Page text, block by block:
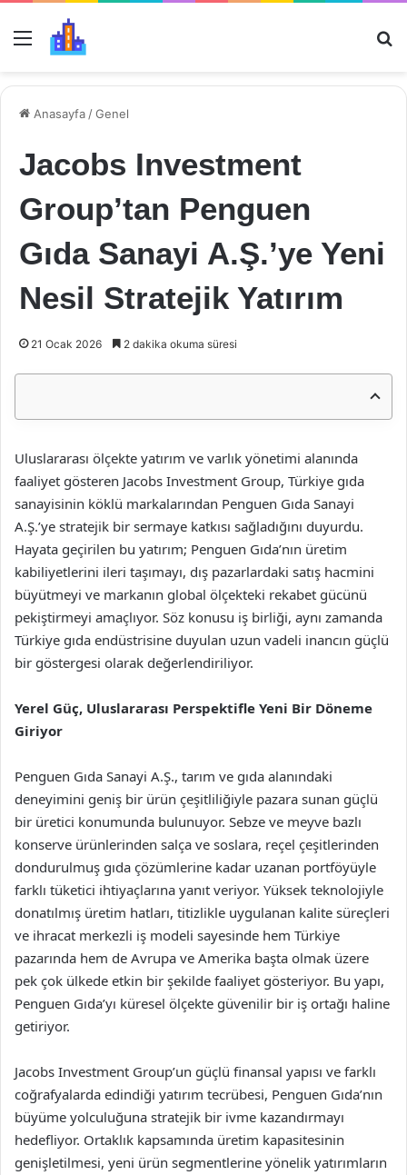
Menü
Anasayfa /Genel
Jacobs Investment
Group’tan Penguen
Gıda Sanayi A.Ş.’ye Yeni
Nesil Stratejik Yatırım
21 Ocak 2026 2 dakika okuma süresi
Uluslararası ölçekte yatırım ve varlık yönetimi alanında
faaliyet gösteren Jacobs Investment Group, Türkiye gıda
sanayisinin köklü markalarından Penguen Gıda Sanayi
A.Ş.’ye stratejik bir sermaye katkısı sağladığını duyurdu.
Hayata geçirilen bu yatırım; Penguen Gıda’nın üretim
kabiliyetlerini ileri taşımayı, dış pazarlardaki satış hacmini
büyütmeyi ve markanın global ölçekteki rekabet gücünü
pekiştirmeyi amaçlıyor. Söz konusu iş birliği, aynı zamanda
Türkiye gıda endüstrisine duyulan uzun vadeli inancın güçlü
bir göstergesi olarak değerlendiriliyor.
Yerel Güç, Uluslararası Perspektifle Yeni Bir Döneme
Giriyor
Penguen Gıda Sanayi A.Ş., tarım ve gıda alanındaki
deneyimini geniş bir ürün çeşitliliğiyle pazara sunan güçlü
bir üretici konumunda bulunuyor. Sebze ve meyve bazlı
konserve ürünlerinden salça ve soslara, reçel çeşitlerinden
dondurulmuş gıda çözümlerine kadar uzanan portföyüyle
farklı tüketici ihtiyaçlarına yanıt veriyor. Yüksek teknolojiyle
donatılmış üretim hatları, titizlikle uygulanan kalite süreçleri
ve ihracat merkezli iş modeli sayesinde hem Türkiye
pazarında hem de Avrupa ve Amerika başta olmak üzere
pek çok ülkede etkin bir şekilde faaliyet gösteriyor. Bu yapı,
Penguen Gıda’yı küresel ölçekte güvenilir bir iş ortağı haline
getiriyor.
Jacobs Investment Group’un güçlü finansal yapısı ve farklı
coğrafyalarda edindiği yatırım tecrübesi, Penguen Gıda’nın
büyüme yolculuğuna stratejik bir ivme kazandırmayı
hedefliyor. Ortaklık kapsamında üretim kapasitesinin
genişletilmesi, yeni ürün segmentlerine yönelik yatırımların